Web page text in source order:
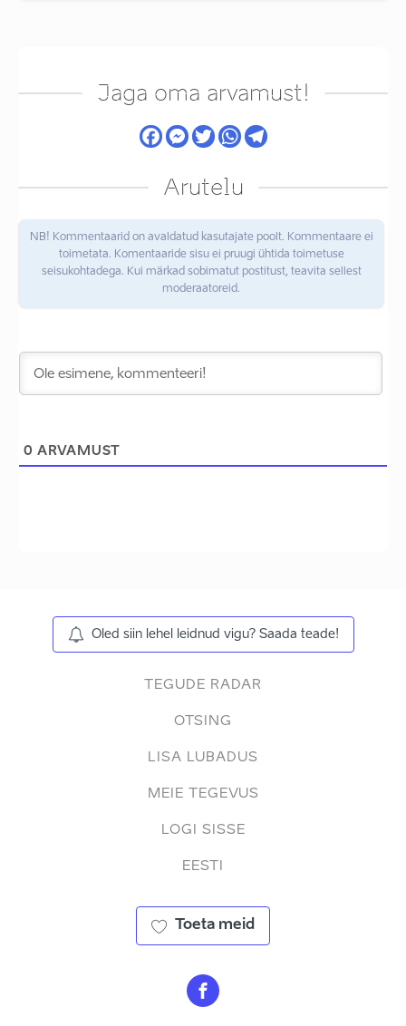
Jaga oma arvamust!
Arutelu
NB! Kommentaarid on avaldatud kasutajate poolt. Kommentaare ei
toimetata. Komentaaride sisu ei pruugi ühtida toimetuse
seisukohtadega. Kui märkad sobimatut postitust, teavita sellest
moderaatoreid.
0 ARVAMUST
Oled siin lehel leidnud vigu? Saada teade!
TEGUDE RADAR
OTSING
LISA LUBADUS
MEIE TEGEVUS
LOGI SISSE
EESTI
Toeta meid